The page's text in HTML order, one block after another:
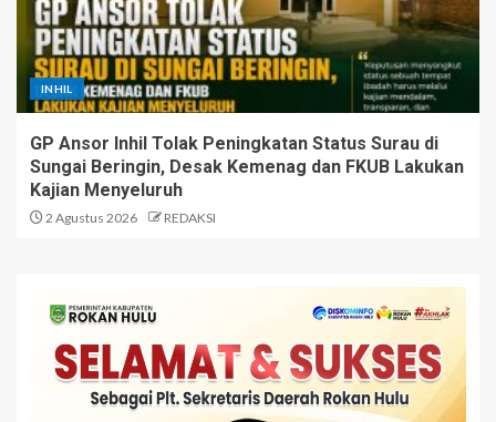
INHIL
GP Ansor Inhil Tolak Peningkatan Status Surau di
Sungai Beringin, Desak Kemenag dan FKUB Lakukan
Kajian Menyeluruh
2 Agustus 2026 REDAKSI